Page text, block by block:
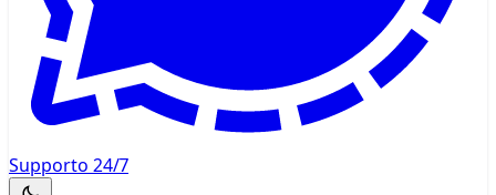
Supporto 24/7